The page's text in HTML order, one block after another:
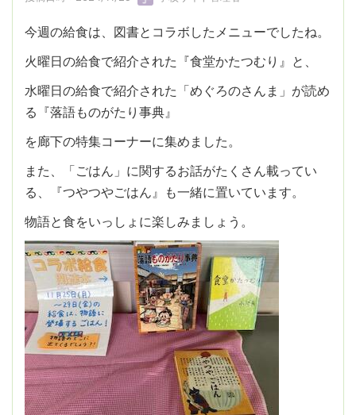
今週の給食は、図書とコラボしたメニューでしたね。
火曜日の給食で紹介された『食堂かたつむり』と、
水曜日の給食で紹介された「めぐろのさんま」が読め
る『落語ものがたり事典』
を廊下の特集コーナーに集めました。
また、「ごはん」に関するお話がたくさん載ってい
る、『つやつやごはん』も一緒に置いています。
物語と食をいっしょに楽しみましょう。